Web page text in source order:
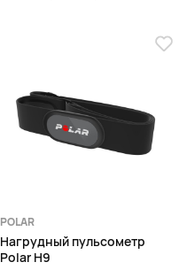
POLAR
Нагрудный пульсометр
Polar H9